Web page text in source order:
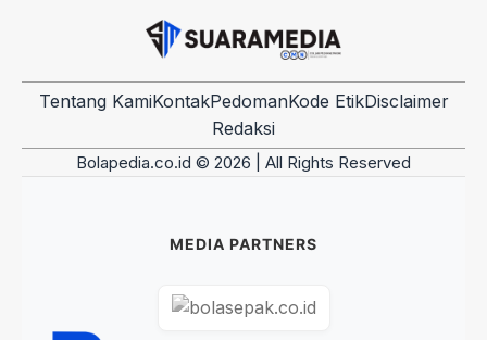
Tentang KamiKontakPedomanKode EtikDisclaimer
Redaksi
Bolapedia.co.id © 2026 | All Rights Reserved
MEDIA PARTNERS